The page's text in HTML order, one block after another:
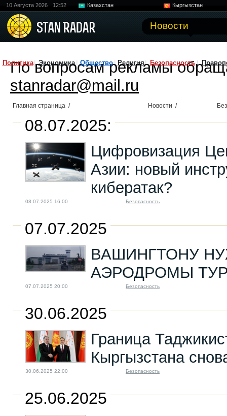
10 Августа 2026 12:52 Казахстан
Кыргызстан
Новости
Политика Экономика Общество Религия Безопасность
По вопросам рекламы
stanradar@mail.ru
Главная страница / Новости /
08.07.2025:
Цифровизация
Азии: новый
кибератак?
08.07.2025 16:00 Безопасность
07.07.2025
ВАШИНГТОНУ
АЭРОДРОМЫ
07.07.2025 20:00 Безопасность
30.06.2025
Граница
Кыргызстана
30.06.2025 22:00 Безопасность
25.06.2025